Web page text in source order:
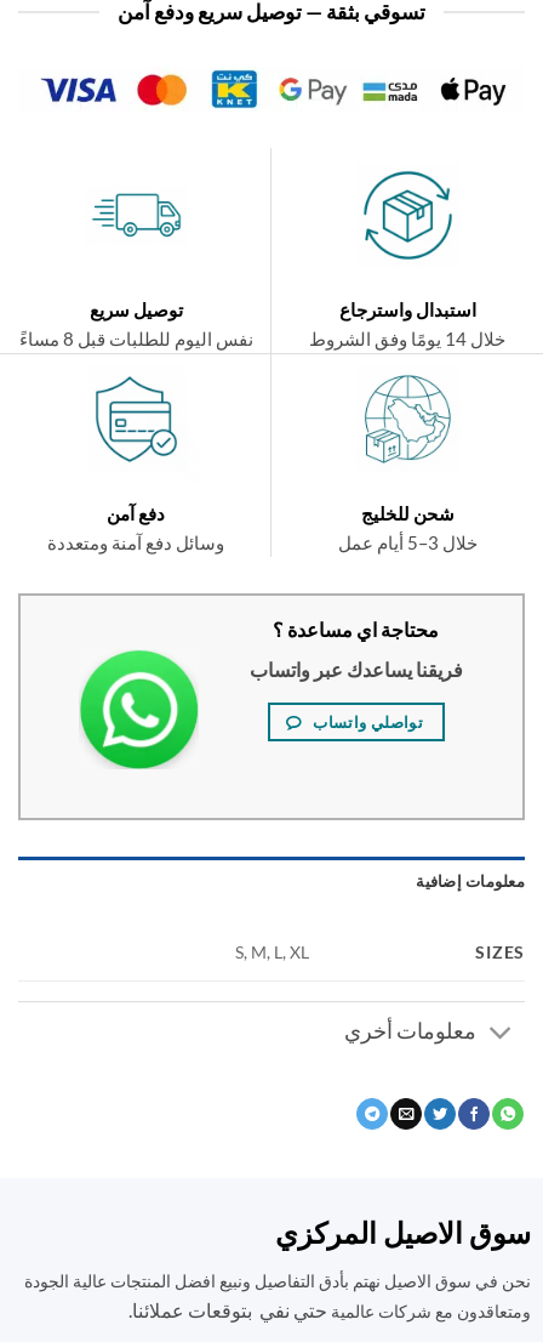
تسوقي بثقة — توصيل سريع ودفع آمن
استبدال واسترجاع
توصيل سريع
نفس اليوم للطلبات قبل 8 مساءً
شحن للخليج
دفع آمن
وسائل دفع آمنة ومتعددة
محتاجة اي مساعدة ؟
فريقنا يساعدك عبر واتساب
تواصلي واتساب
إضافية
S, M, L, XL
معلومات أخري
الاصيل المركزي
سوق الاصيل نهتم بأدق التفاصيل ونبيع افضل المنتجات عالية الجودة
مع شركات عالميةحتي نفي بتوقعات عملائنا.